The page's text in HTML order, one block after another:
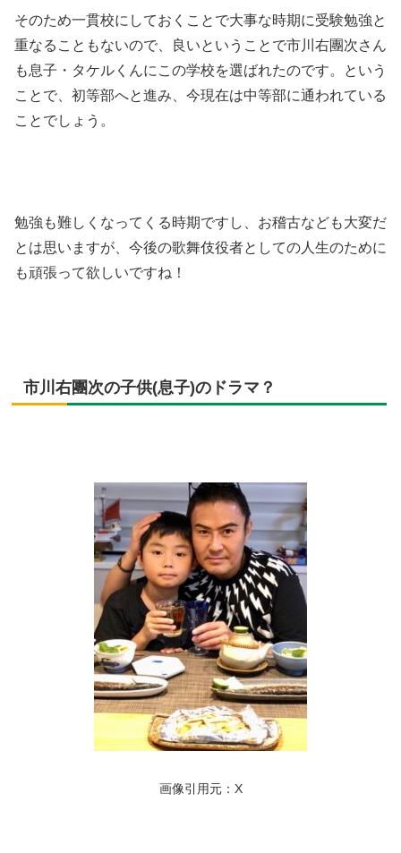
そのため一貫校にしておくことで大事な時期に受験勉強と
重なることもないので、良いということで市川右團次さん
も息子・タケルくんにこの学校を選ばれたのです。という
ことで、初等部へと進み、今現在は中等部に通われている
ことでしょう。
勉強も難しくなってくる時期ですし、お稽古なども大変だ
とは思いますが、今後の歌舞伎役者としての人生のために
も頑張って欲しいですね！
市川右團次の子供(息子)のドラマ？
画像引用元：X